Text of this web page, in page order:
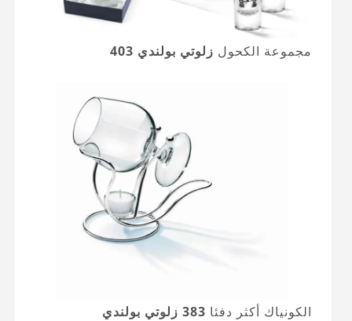
مجموعة الكحول زلوتي بولندي 403
الكونياك أكثر دفئا 383 زلوتي بولندي